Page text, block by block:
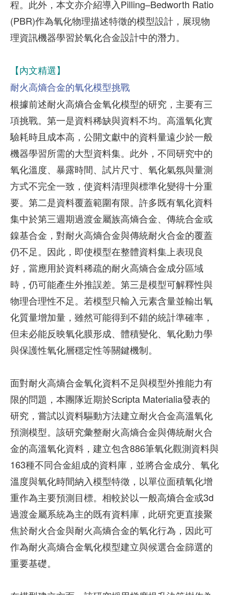
程。此外，本文亦介紹導入Pilling–Bedworth Ratio
(PBR)作為氧化物理描述特徵的模型設計，展現物
理資訊機器學習於氧化合金設計中的潛力。
【內文精選】
耐火高熵合金的氧化模型挑戰
根據前述耐火高熵合金氧化模型的研究，主要有三
項挑戰。第一是資料稀缺與資料不均。高溫氧化實
驗耗時且成本高，公開文獻中的資料量遠少於一般
機器學習所需的大型資料集。此外，不同研究中的
氧化溫度、暴露時間、試片尺寸、氧化氣氛與量測
方式不完全一致，使資料清理與標準化變得十分重
要。第二是資料覆蓋範圍有限。許多既有氧化資料
集中於第三週期過渡金屬族高熵合金、傳統合金或
鎳基合金，對耐火高熵合金與傳統耐火合金的覆蓋
仍不足。因此，即使模型在整體資料集上表現良
好，當應用於資料稀疏的耐火高熵合金成分區域
時，仍可能產生外推誤差。第三是模型可解釋性與
物理合理性不足。若模型只輸入元素含量並輸出氧
化質量增加量，雖然可能得到不錯的統計準確率，
但未必能反映氧化膜形成、體積變化、氧化動力學
與保護性氧化層穩定性等關鍵機制。
面對耐火高熵合金氧化資料不足與模型外推能力有
限的問題，本團隊近期於Scripta Materialia發表的
研究，嘗試以資料驅動方法建立耐火合金高溫氧化
預測模型。該研究彙整耐火高熵合金與傳統耐火合
金的高溫氧化資料，建立包含886筆氧化觀測資料與
163種不同合金組成的資料庫，並將合金成分、氧化
溫度與氧化時間納入模型特徵，以單位面積氧化增
重作為主要預測目標。相較於以一般高熵合金或3d
過渡金屬系統為主的既有資料庫，此研究更直接聚
焦於耐火合金與耐火高熵合金的氧化行為，因此可
作為耐火高熵合金氧化模型建立與候選合金篩選的
重要基礎。